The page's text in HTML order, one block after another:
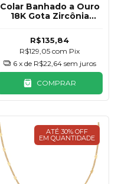
Colar Banhado a Ouro
18K Gota Zircônia
R$135,84
R$129,05com Pix
6 x de R$22,64 sem juros
COMPRAR
ATÉ 30% OFF
EM QUANTIDADE